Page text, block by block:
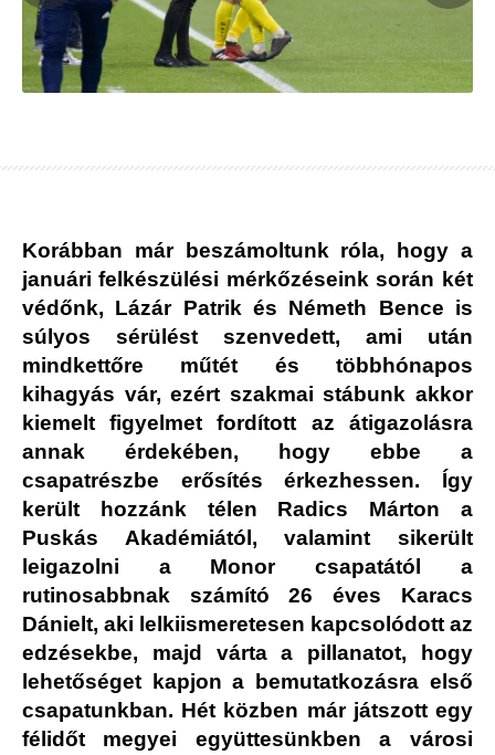
Korábban már beszámoltunk róla, hogy a
januári felkészülési mérkőzéseink során két
védőnk, Lázár Patrik és Németh Bence is
súlyos sérülést szenvedett, ami után
mindkettőre műtét és többhónapos
kihagyás vár, ezért szakmai stábunk akkor
kiemelt figyelmet fordított az átigazolásra
annak érdekében, hogy ebbe a
csapatrészbe erősítés érkezhessen. Így
került hozzánk télen Radics Márton a
Puskás Akadémiától, valamint sikerült
leigazolni a Monor csapatától a
rutinosabbnak számító 26 éves Karacs
Dánielt, aki lelkiismeretesen kapcsolódott az
edzésekbe, majd várta a pillanatot, hogy
lehetőséget kapjon a bemutatkozásra első
csapatunkban. Hét közben már játszott egy
félidőt megyei együttesünkben a városi